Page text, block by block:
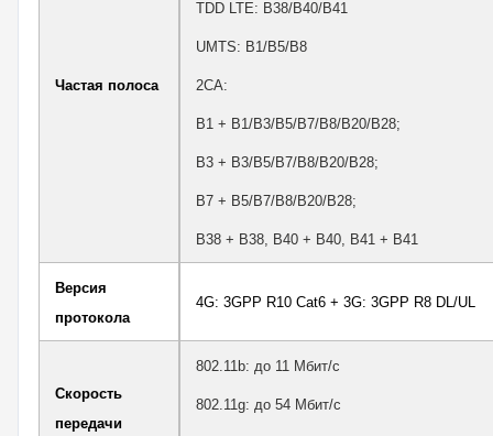
Частая полоса
TDD LTE: B38/B40/B41
UMTS: B1/B5/B8
2CA:
B1 + B1/B3/B5/B7/B8/B20/B28;
B3 + B3/B5/B7/B8/B20/B28;
B7 + B5/B7/B8/B20/B28;
B38 + B38, B40 + B40, B41 + B41
Версия
протокола
4G: 3GPP R10 Cat6 + 3G: 3GPP R8 DL/UL
Скорость
передачи
802.11b: до 11 Мбит/с
802.11g: до 54 Мбит/с